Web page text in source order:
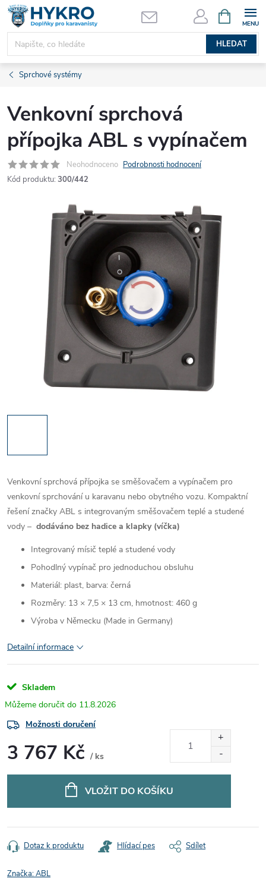
Přejít
obsah
HLEDAT
NÁKUPNÍ
KOŠÍK
Sprchové systémy
Venkovní sprchová
přípojka ABL s vypínačem
Neohodnoceno Podrobnosti hodnocení
Kód produktu: 300/442
Venkovní sprchová přípojka se směšovačem a vypínačem pro
venkovní sprchování u karavanu nebo obytného vozu. Kompaktní
řešení značky ABL s integrovaným směšovačem teplé a studené
vody – dodáváno bez hadice a klapky (víčka)
Integrovaný mísič teplé a studené vody
Pohodlný vypínač pro jednoduchou obsluhu
Materiál: plast, barva: černá
Rozměry: 13 × 7,5 × 13 cm, hmotnost: 460 g
Výroba v Německu (Made in Germany)
Detailní informace
Skladem
11.8.2026
Možnosti doručení
3 767 Kč / ks
VLOŽIT DO KOŠÍKU
Dotaz k produktu Hlídací pes Sdílet
Značka:ABL